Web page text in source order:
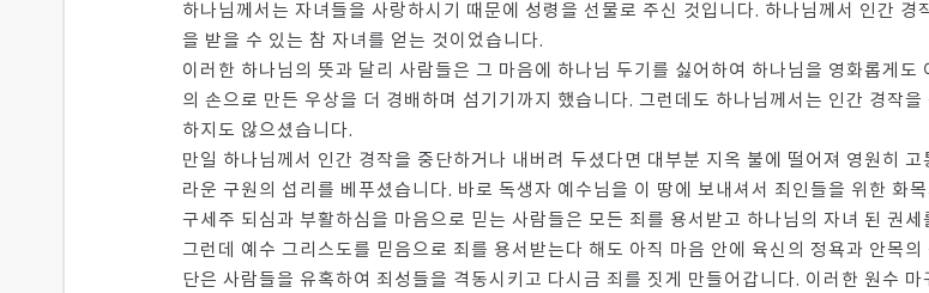
하나님께서는 자녀들을 사랑하시기 때문에 성령을 선물로 주신 것입니다. 하나님께서 인간
을 받을 수 있는 참 자녀를 얻는 것이었습니다.
이러한 하나님의 뜻과 달리 사람들은 그 마음에 하나님 두기를 싫어하여 하나님을 영화롭게
의 손으로 만든 우상을 더 경배하며 섬기기까지 했습니다. 그런데도 하나님께서는 인간 경작
하지도 않으셨습니다.
만일 하나님께서 인간 경작을 중단하거나 내버려 두셨다면 대부분 지옥 불에 떨어져 영원히
라운 구원의 섭리를 베푸셨습니다. 바로 독생자 예수님을 이 땅에 보내셔서 죄인들을 위한 화
구세주 되심과 부활하심을 마음으로 믿는 사람들은 모든 죄를 용서받고 하나님의 자녀 된 권세
그런데 예수 그리스도를 믿음으로 죄를 용서받는다 해도 아직 마음 안에 육신의 정욕과 안목
단은 사람들을 유혹하여 죄성들을 격동시키고 다시금 죄를 짓게 만들어갑니다. 이러한 원수